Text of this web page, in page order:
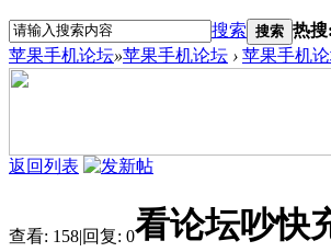
搜索 搜索 热搜:
苹果手机论坛»苹果手机论坛 › 苹果手机
返回列表
查看: 158|回复: 0看论坛吵快